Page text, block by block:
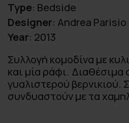
Type: Bedside
Designer: Andrea Parisio
Year: 2013
Συλλογή κομοδίνα με
και μία ράφι. Διαθέσιμα
γυαλιστερού βερνικιού.
συνδυαστούν με τα